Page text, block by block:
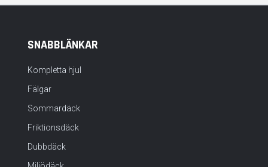
SNABBLÄNKAR
Kompletta hjul
Fälgar
Sommardäck
Friktionsdäck
Dubbdäck